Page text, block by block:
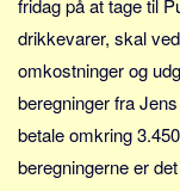
Norge
Thailand
Grækenland
USA
fridag på at tage til
drikkevarer, skal
omkostninger og
beregninger fra
betale omkring
beregningerne er